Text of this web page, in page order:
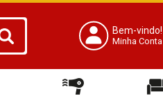
Bem-vindo!
Minha Conta